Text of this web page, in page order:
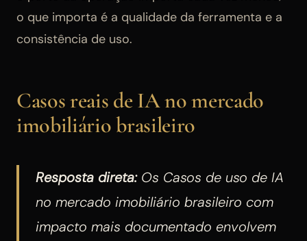
o que importa é a qualidade da ferramenta e a
consistência de uso.
Casos reais de IA no mercado
imobiliário brasileiro
Resposta direta:Os Casos de uso de IA
no mercado imobiliário brasileiro com
impacto mais documentado envolvem